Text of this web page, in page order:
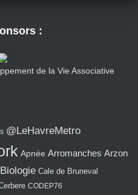
:
de la Vie Associative
@LeHavreMetro
Apnée Arromanches Arzon
Biologie Cale de Bruneval
CODEP76